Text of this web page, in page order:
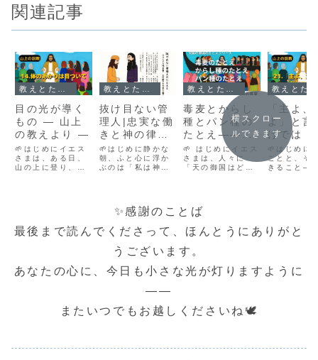
関連記事
目の光が導く
もの ― 山上
の教えより ―
🌱はじめにイエス
さまは、ある日、
山の上に登り、そ
照らし続けていま
ことが語られてい
ます。目を通して
抜け目ない管
理人|忠実な働
きと神の律法
の前に（ルカ
の福音書16章
1-18節）
🌱はじめに静かな
朝、ふと心に浮か
ぶのは「私は神の
書16章では、イエ
ス様が「抜け目な
えを語られ、さら
真理について教え
ておられます。こ
の箇所を読むと、
見えない御国の
毒麦とからし
種とパン種の
たとえ――見
えないところ
で広がる神の
国の真実
🌱 はじめにイエス
さまは、人々に
「天の御国はどの
私たちの日常にあ
麦、種、パン種
さまの深いご計画
を教えてくださる
愛のことばです。
今回は、「毒麦の
「主よ、
よ」と言
けでは
いに現れ
仰のかた
🌱はじめに
ことと、そ
きること
よ、主よ」
さま。この
は、私たち
横スクロー
ルできます
✨感謝のことば
最後まで読んでくださって、ほんとうにありがと
うございます。
あなたの心に、今日も小さな光が灯りますように
――
またいつでもお越しくださいね🕊️